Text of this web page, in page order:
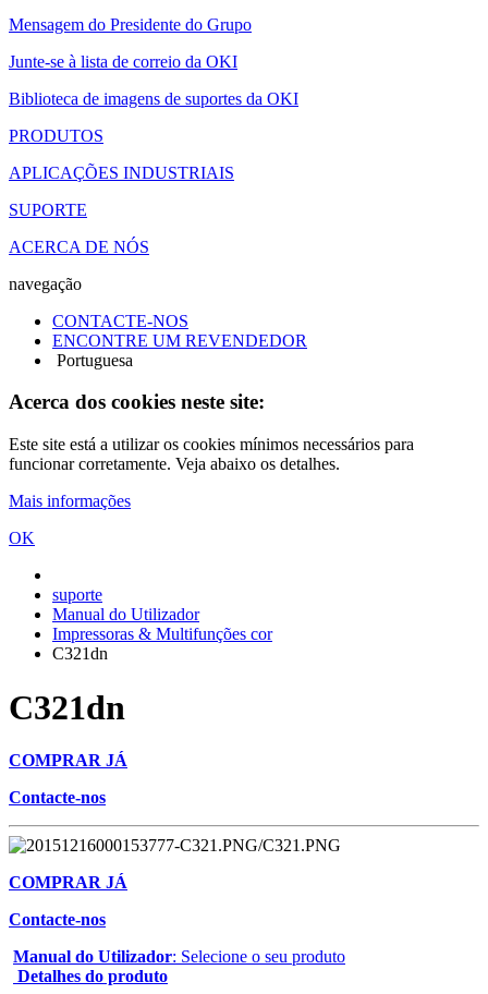
Mensagem do Presidente do Grupo
Junte-se à lista de correio da OKI
Biblioteca de imagens de suportes da OKI
PRODUTOS
APLICAÇÕES INDUSTRIAIS
SUPORTE
ACERCA DE NÓS
navegação
CONTACTE-NOS
ENCONTRE UM REVENDEDOR
Portuguesa
Acerca dos cookies neste site:
Este site está a utilizar os cookies mínimos necessários para
funcionar corretamente. Veja abaixo os detalhes.
Mais informações
OK
suporte
Manual do Utilizador
Impressoras & Multifunções cor
C321dn
C321dn
COMPRAR JÁ
Contacte-nos
COMPRAR JÁ
Contacte-nos
Manual do Utilizador: Selecione o seu produto
Detalhes do produto